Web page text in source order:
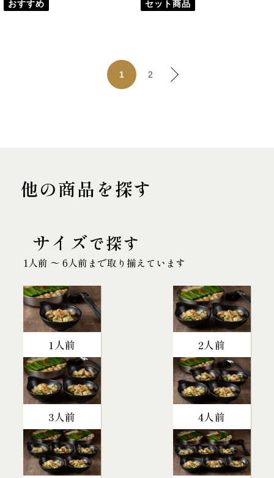
おすすめ セット商品
1 2
他の商品を探す
サイズで探す
1人前 〜 6人前まで取り揃えています
1人前 2人前
3人前 4人前